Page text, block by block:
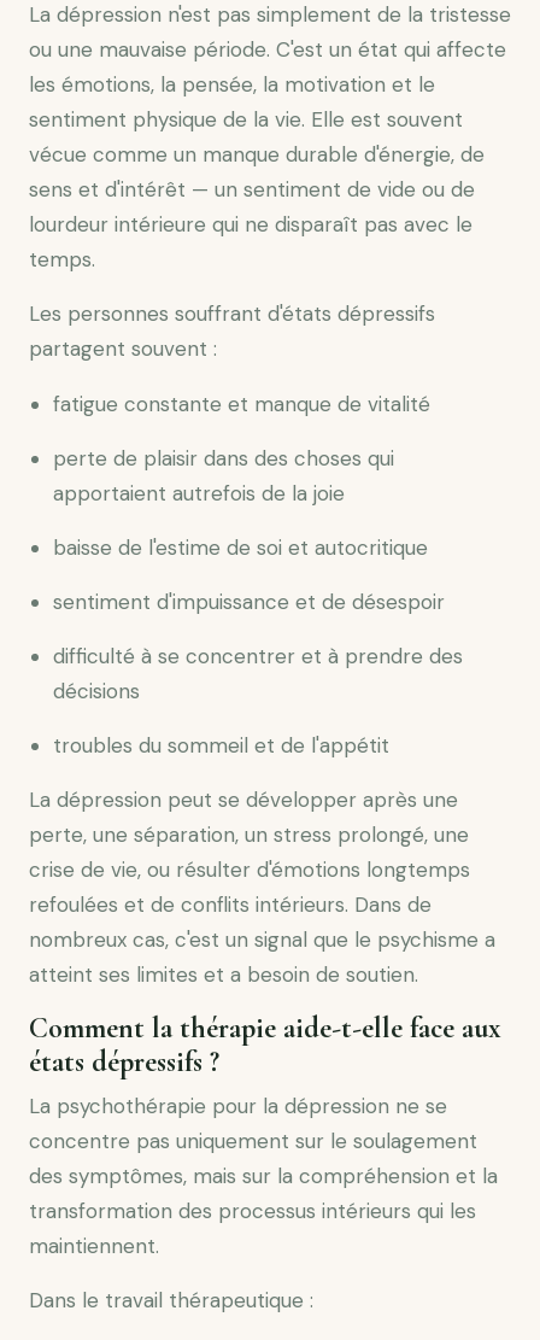
La dépression n'est pas simplement de la tristesse
ou une mauvaise période. C'est un état qui affecte
les émotions, la pensée, la motivation et le
sentiment physique de la vie. Elle est souvent
vécue comme un manque durable d'énergie, de
sens et d'intérêt — un sentiment de vide ou de
lourdeur intérieure qui ne disparaît pas avec le
temps.
Les personnes souffrant d'états dépressifs
partagent souvent :
fatigue constante et manque de vitalité
perte de plaisir dans des choses qui
apportaient autrefois de la joie
baisse de l'estime de soi et autocritique
sentiment d'impuissance et de désespoir
difficulté à se concentrer et à prendre des
décisions
troubles du sommeil et de l'appétit
La dépression peut se développer après une
perte, une séparation, un stress prolongé, une
crise de vie, ou résulter d'émotions longtemps
refoulées et de conflits intérieurs. Dans de
nombreux cas, c'est un signal que le psychisme a
atteint ses limites et a besoin de soutien.
Comment la thérapie aide-t-elle face aux
états dépressifs ?
La psychothérapie pour la dépression ne se
concentre pas uniquement sur le soulagement
des symptômes, mais sur la compréhension et la
transformation des processus intérieurs qui les
maintiennent.
Dans le travail thérapeutique :